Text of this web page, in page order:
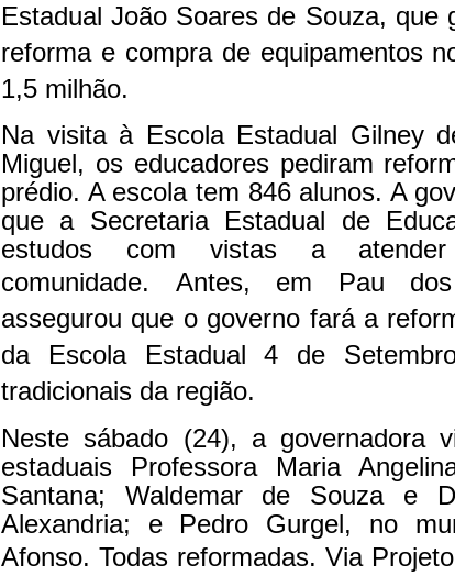
Estadual João Soares de Souza, que
reforma e compra de equipamentos
1,5 milhão.
Na visita à Escola Estadual Gilney
Miguel, os educadores pediram
prédio. A escola tem 846 alunos. A
que a Secretaria Estadual de
estudos com vistas a
comunidade. Antes, em Pau
assegurou que o governo fará a
da Escola Estadual 4 de
tradicionais da região.
Neste sábado (24), a governadora
estaduais Professora Maria
Santana; Waldemar de Souza e
Alexandria; e Pedro Gurgel, no
Afonso. Todas reformadas. Via